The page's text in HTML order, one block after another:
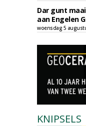
Dar gunt
aan Engelen
woensdag 5
KNIPSELS